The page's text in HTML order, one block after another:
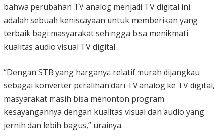
bahwa perubahan TV analog menjadi TV digital ini
adalah sebuah keniscayaan untuk memberikan yang
terbaik bagi masyarakat sehingga bisa menikmati
kualitas audio visual TV digital.
“Dengan STB yang harganya relatif murah dijangkau
sebagai konverter peralihan dari TV analog ke TV digital,
masyarakat masih bisa menonton program
kesayangannya dengan kualitas visual dan audio yang
jernih dan lebih bagus,” urainya.